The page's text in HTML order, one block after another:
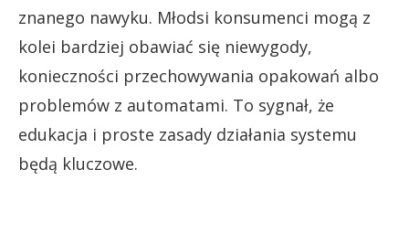
znanego nawyku. Młodsi konsumenci mogą z
kolei bardziej obawiać się niewygody,
konieczności przechowywania opakowań albo
problemów z automatami. To sygnał, że
edukacja i proste zasady działania systemu
będą kluczowe.